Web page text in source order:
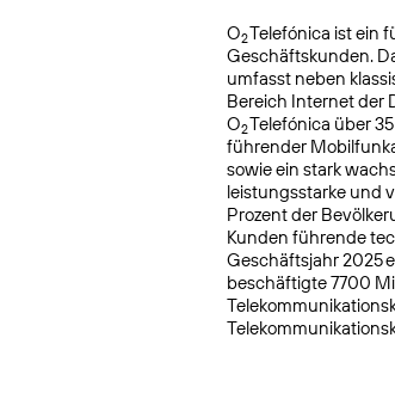
O2Telefónica ist ein
Geschäftskunden.
umfasst neben
Bereich Internet der
O2Telefónica über
führender
sowie ein stark
leistungsstarke und
Prozent der
Kunden führende
Geschäftsjahr 2025
beschäftigte 7700